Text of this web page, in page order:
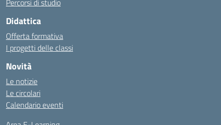
Percorsi di studio
Didattica
Offerta formativa
I progetti delle classi
Novità
Le notizie
Le circolari
Calendario eventi